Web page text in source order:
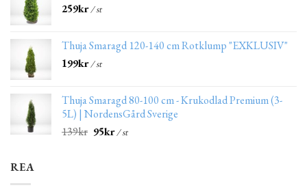
259kr/ st
Thuja Smaragd 120-140 cm Rotklump "EXKLUSIV"
199kr/ st
Thuja Smaragd 80-100 cm - Krukodlad Premium (3-
5L) | NordensGård Sverige
139kr 95kr/ st
REA